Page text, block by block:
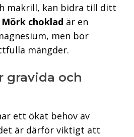
makrill, kan bidra till ditt
Mörk choklad är en
men bör
mängder.
gravida och
ett ökat behov av
är därför viktigt att